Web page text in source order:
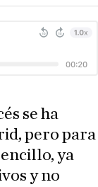
se ha
pero para
ya
y no